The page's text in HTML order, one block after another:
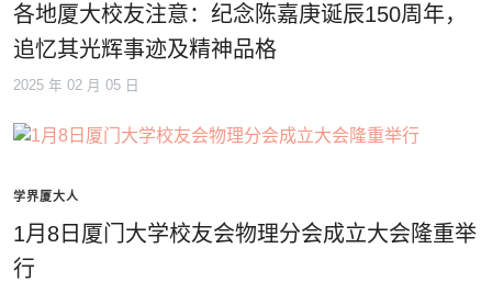
各地厦大校友注意：纪念陈嘉庚诞辰150周年，
追忆其光辉事迹及精神品格
2025 年 02 月 05 日
学界厦大人
1月8日厦门大学校友会物理分会成立大会隆重举
行